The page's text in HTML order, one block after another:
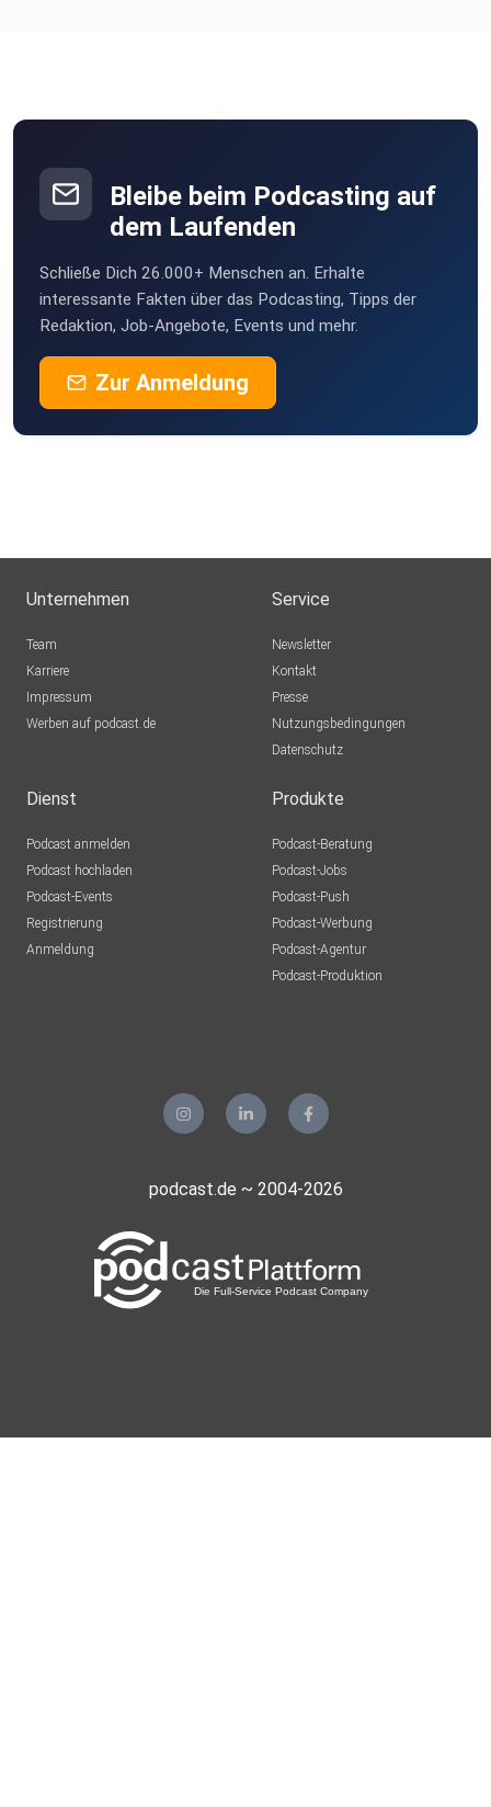
Bleibe beim Podcasting auf
dem Laufenden
Schließe Dich 26.000+ Menschen an. Erhalte
interessante Fakten über das Podcasting, Tipps der
Redaktion, Job-Angebote, Events und mehr.
Zur Anmeldung
Unternehmen
Team
Karriere
Impressum
Werben auf podcast.de
Service
Newsletter
Kontakt
Presse
Nutzungsbedingungen
Datenschutz
Dienst
Podcast anmelden
Podcast hochladen
Podcast-Events
Registrierung
Anmeldung
Produkte
Podcast-Beratung
Podcast-Jobs
Podcast-Push
Podcast-Werbung
Podcast-Agentur
Podcast-Produktion
podcast.de ~ 2004-2026